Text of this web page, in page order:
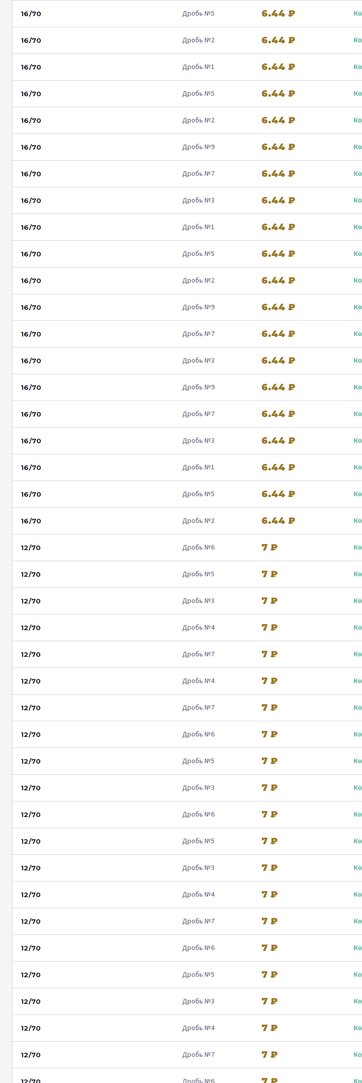
16/70 Дробь №5 6.44 ₽
16/70 Дробь №2 6.44 ₽
16/70 Дробь №1 6.44 ₽
16/70 Дробь №5 6.44 ₽
16/70 Дробь №2 6.44 ₽
16/70 Дробь №9 6.44 ₽
16/70 Дробь №7 6.44 ₽
16/70 Дробь №3 6.44 ₽
16/70 Дробь №1 6.44 ₽
16/70 Дробь №5 6.44 ₽
16/70 Дробь №2 6.44 ₽
16/70 Дробь №9 6.44 ₽
16/70 Дробь №7 6.44 ₽
16/70 Дробь №3 6.44 ₽
16/70 Дробь №9 6.44 ₽
16/70 Дробь №7 6.44 ₽
16/70 Дробь №3 6.44 ₽
16/70 Дробь №1 6.44 ₽
16/70 Дробь №5 6.44 ₽
16/70 Дробь №2 6.44 ₽
12/70 Дробь №6 7 ₽
12/70 Дробь №5 7 ₽
12/70 Дробь №3 7 ₽
12/70 Дробь №4 7 ₽
12/70 Дробь №7 7 ₽
12/70 Дробь №4 7 ₽
12/70 Дробь №7 7 ₽
12/70 Дробь №6 7 ₽
12/70 Дробь №5 7 ₽
12/70 Дробь №3 7 ₽
12/70 Дробь №6 7 ₽
12/70 Дробь №5 7 ₽
12/70 Дробь №3 7 ₽
12/70 Дробь №4 7 ₽
12/70 Дробь №7 7 ₽
12/70 Дробь №6 7 ₽
12/70 Дробь №5 7 ₽
12/70 Дробь №3 7 ₽
12/70 Дробь №4 7 ₽
12/70 Дробь №7 7 ₽